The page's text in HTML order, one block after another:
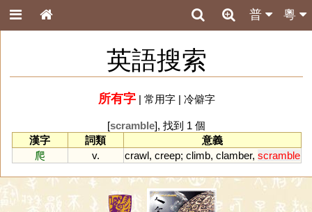
粵
普
英語搜索
所有字| 常用字| 冷僻字
[scramble], 找到 1 個
漢字
詞類
意義
爬
v. crawl, creep; climb, clamber, scramble